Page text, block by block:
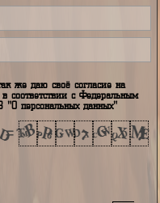
Авторизация